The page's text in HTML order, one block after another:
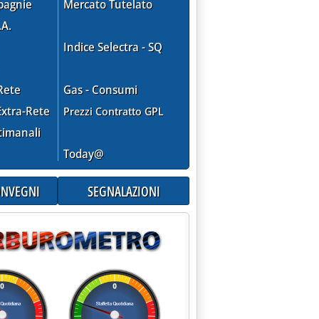
2010
Rete
Mercato Tutelato
Indice Selectra - SQ
Gas - Consumi
Prezzi Contratto GPL
Today@
SEGNALAZIONI